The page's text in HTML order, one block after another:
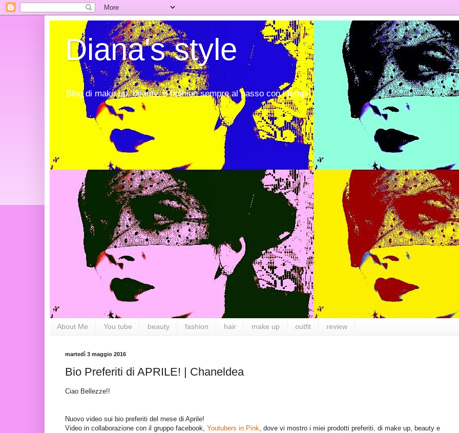
Diana's style
Blog di make up, beauty, e fashion sempre al passo con i tempi!
About Me You tube beauty fashion hair make up outfit review
martedì 3 maggio 2016
Bio Preferiti di APRILE! | Chaneldea
Ciao Bellezze!!
Nuovo video sui bio preferiti del mese di Aprile!
Video in collaborazione con il gruppo facebook, Youtubers in Pink, dove vi mostro i miei prodotti preferiti, di make up, beauty e